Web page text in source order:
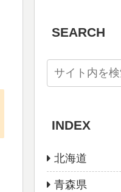
SEARCH
INDEX
北海道
青森県